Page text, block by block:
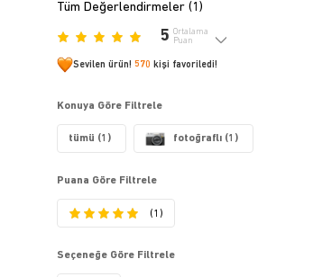
Tüm Değerlendirmeler (1)
5 Ortalama
Puan
Sevilen ürün!570 kişi favoriledi!
Konuya Göre Filtrele
tümü (1) fotoğraflı (1)
Puana Göre Filtrele
(1)
Seçeneğe Göre Filtrele